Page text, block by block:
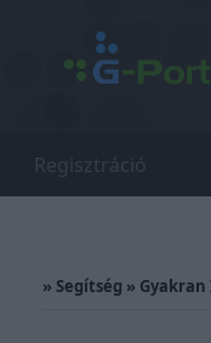
Regisztráció
» Segítség » Gyakran